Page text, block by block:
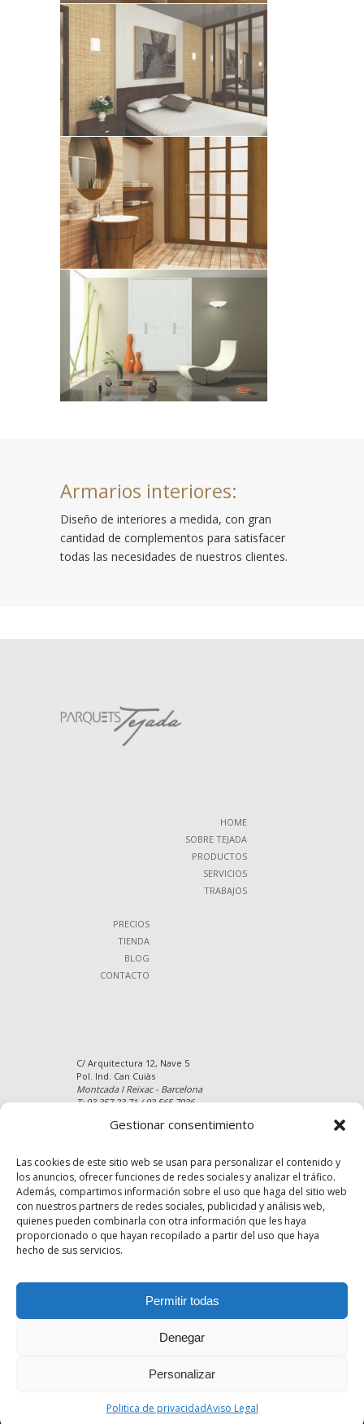
Gestionar consentimiento
Las cookies de este sitio web se usan para personalizar el contenido y
los anuncios, ofrecer funciones de redes sociales y analizar el tráfico.
Además, compartimos información sobre el uso que haga del sitio web
con nuestros partners de redes sociales, publicidad y análisis web,
quienes pueden combinarla con otra información que les haya
proporcionado o que hayan recopilado a partir del uso que haya
hecho de sus servicios.
Permitir todas
Denegar
Personalizar
Politica de privacidadAviso Legal
Armarios interiores:
Diseño de interiores a medida, con gran
cantidad de complementos para satisfacer
todas las necesidades de nuestros clientes.
HOME
SOBRE TEJADA
PRODUCTOS
SERVICIOS
TRABAJOS
PRECIOS
TIENDA
BLOG
CONTACTO
C/ Arquitectura 12, Nave 5
Pol. Ind. Can Cuiàs
Montcada I Reixac - Barcelona
T: 93 357 23 71 / 93 565 7936
Website: https://www.parquetstejada.com
Mapa del Sitio
www.parquetstejada.com